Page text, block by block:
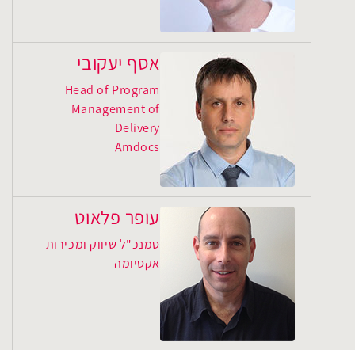
אסף יעקובי
Head of Program
Management of
Delivery
Amdocs
עופר פלאוט
סמנכ"ל שיווק ומכירות
אקסיומה